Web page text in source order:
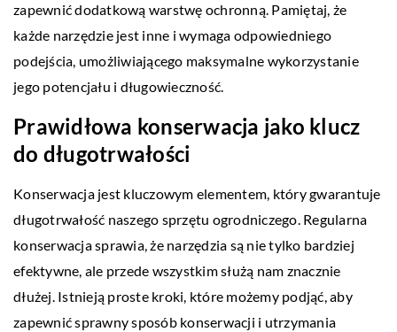
zapewnić dodatkową warstwę ochronną. Pamiętaj, że
każde narzędzie jest inne i wymaga odpowiedniego
podejścia, umożliwiającego maksymalne wykorzystanie
jego potencjału i długowieczność.
Prawidłowa konserwacja jako klucz
do długotrwałości
Konserwacja jest kluczowym elementem, który gwarantuje
długotrwałość naszego sprzętu ogrodniczego. Regularna
konserwacja sprawia, że narzędzia są nie tylko bardziej
efektywne, ale przede wszystkim służą nam znacznie
dłużej. Istnieją proste kroki, które możemy podjąć, aby
zapewnić sprawny sposób konserwacji i utrzymania